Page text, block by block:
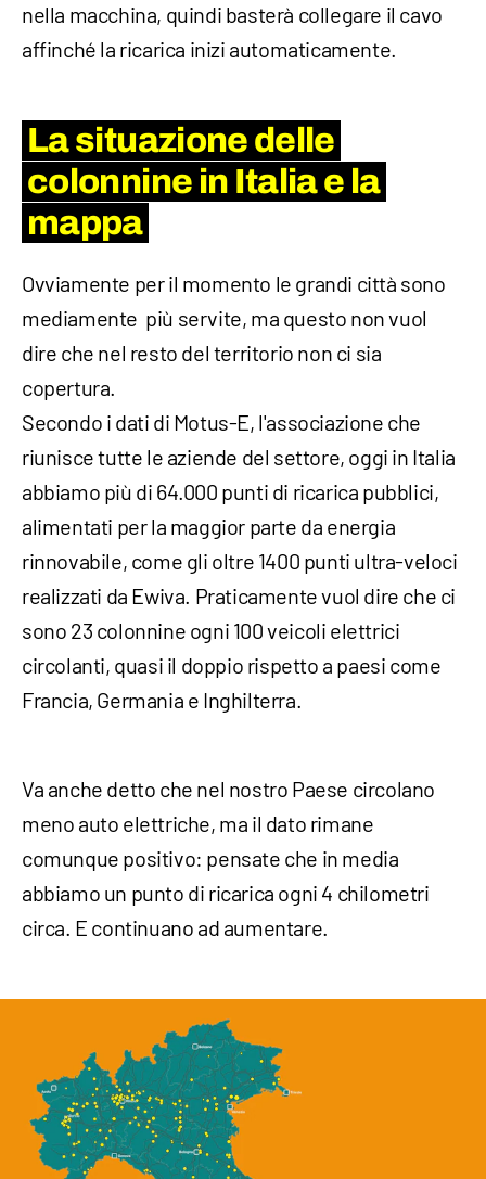
nella macchina, quindi basterà collegare il cavo
affinché la ricarica inizi automaticamente.
La situazione delle
colonnine in Italia e la
mappa
Ovviamente per il momento le grandi città sono
mediamente più servite, ma questo non vuol
dire che nel resto del territorio non ci sia
copertura.
Secondo i dati di Motus-E, l'associazione che
riunisce tutte le aziende del settore, oggi in Italia
abbiamo più di 64.000 punti di ricarica pubblici,
alimentati per la maggior parte da energia
rinnovabile, come gli oltre 1400 punti ultra-veloci
realizzati da Ewiva. Praticamente vuol dire che ci
sono 23 colonnine ogni 100 veicoli elettrici
circolanti, quasi il doppio rispetto a paesi come
Francia, Germania e Inghilterra.
Va anche detto che nel nostro Paese circolano
meno auto elettriche, ma il dato rimane
comunque positivo: pensate che in media
abbiamo un punto di ricarica ogni 4 chilometri
circa. E continuano ad aumentare.